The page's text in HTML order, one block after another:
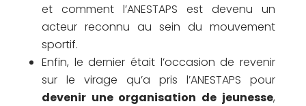
et comment l’ANESTAPS est devenu un
acteur reconnu au sein du mouvement
sportif.
Enfin, le dernier était l’occasion de revenir
sur le virage qu’a pris l’ANESTAPS pour
devenir une organisation de jeunesse,